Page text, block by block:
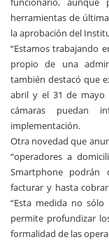
herramientas de
la aprobación del
“Estamos trabajando
propio de una
también destacó que
abril y el 31 de mayo
cámaras puedan
implementación.
Otra novedad que
“operadores a
Smartphone podrán
facturar y hasta
“Esta medida no
permite profundizar
formalidad de las